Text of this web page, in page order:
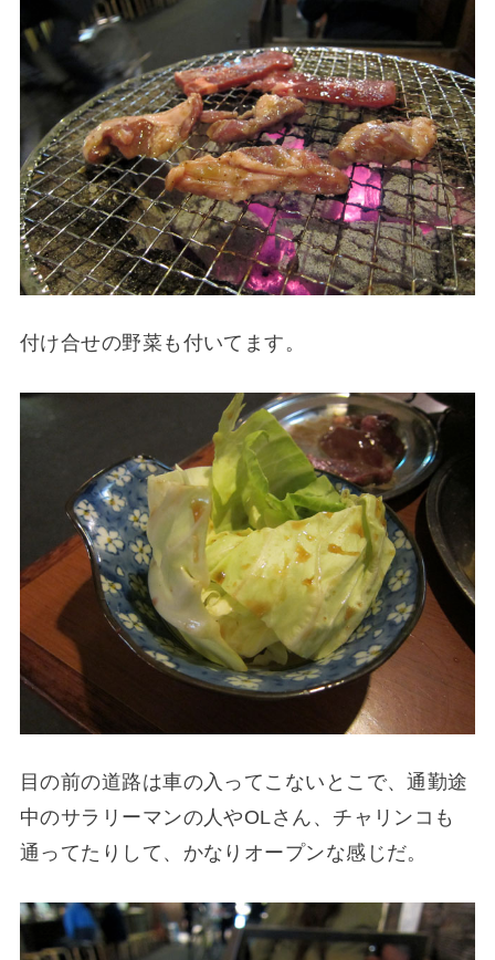
付け合せの野菜も付いてます。
目の前の道路は車の入ってこないとこで、通勤途
中のサラリーマンの人やOLさん、チャリンコも
通ってたりして、かなりオープンな感じだ。